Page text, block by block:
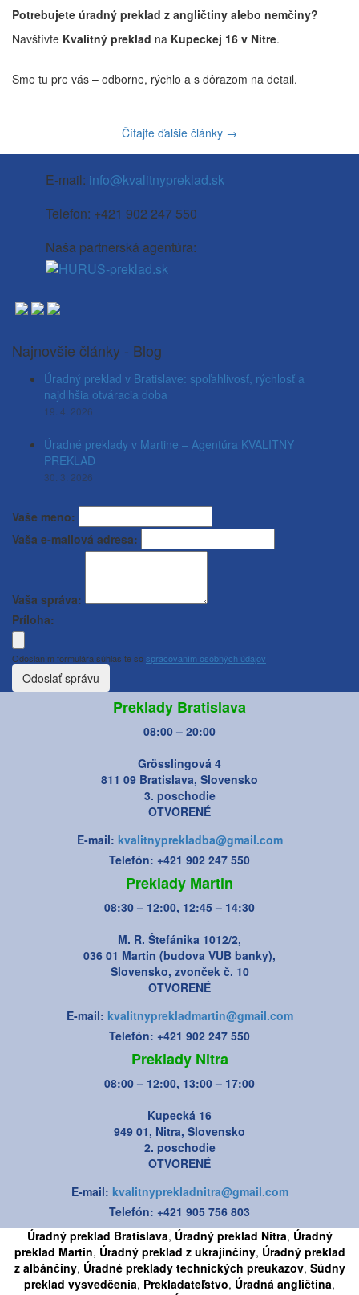
Potrebujete úradný preklad z angličtiny alebo nemčiny?
Navštívte Kvalitný preklad na Kupeckej 16 v Nitre.
Sme tu pre vás – odborne, rýchlo a s dôrazom na detail.
Čítajte ďalšie články →
E-mail: info@kvalitnypreklad.sk
Telefon: +421 902 247 550
Naša partnerská agentúra:
Najnovšie články - Blog
Úradný preklad v Bratislave: spoľahlivosť, rýchlosť a
najdlhšia otváracia doba
19. 4. 2026
Úradné preklady v Martine – Agentúra KVALITNY
PREKLAD
30. 3. 2026
Vaše meno:
Vaša e-mailová adresa:
Vaša správa:
Príloha:
Odoslaním formulára súhlasíte sospracovaním osobných údajov
Odoslať správu
Preklady Bratislava
08:00 – 20:00
Grösslingová 4
811 09 Bratislava, Slovensko
3. poschodie
OTVORENÉ
E-mail: kvalitnyprekladba@gmail.com
Telefón: +421 902 247 550
Preklady Martin
08:30 – 12:00, 12:45 – 14:30
M. R. Štefánika 1012/2,
036 01 Martin (budova VUB banky),
Slovensko, zvonček č. 10
OTVORENÉ
E-mail: kvalitnyprekladmartin@gmail.com
Telefón: +421 902 247 550
Preklady Nitra
08:00 – 12:00, 13:00 – 17:00
Kupecká 16
949 01, Nitra, Slovensko
2. poschodie
OTVORENÉ
E-mail: kvalitnyprekladnitra@gmail.com
Telefón: +421 905 756 803
Úradný preklad Bratislava, Úradný preklad Nitra, Úradný
preklad Martin, Úradný preklad z ukrajinčiny, Úradný preklad
z albánčiny, Úradné preklady technických preukazov, Súdny
preklad vysvedčenia, Prekladateľstvo, Úradná angličtina,